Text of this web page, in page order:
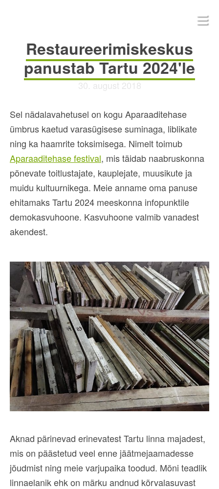
Restaureerimiskeskus
panustab Tartu 2024'le
30. august 2018
Sel nädalavahetusel on kogu Aparaaditehase
ümbrus kaetud varasügisese suminaga, liblikate
ning ka haamrite toksimisega. Nimelt toimub
Aparaaditehase festival, mis täidab naabruskonna
põnevate toitlustajate, kauplejate, muusikute ja
muidu kultuurnikega. Meie anname oma panuse
ehitamaks Tartu 2024 meeskonna infopunktile
demokasvuhoone. Kasvuhoone valmib vanadest
akendest.
Aknad pärinevad erinevatest Tartu linna majadest,
mis on päästetud veel enne jäätmejaamadesse
jõudmist ning meie varjupaika toodud. Mõni teadlik
linnaelanik ehk on märku andnud kõrvalasuvast